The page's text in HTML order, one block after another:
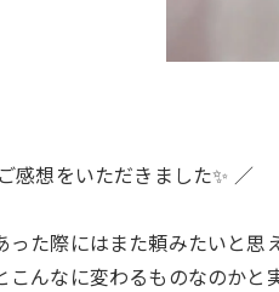
感想をいただきました✨ ／
った際にはまた頼みたいと思
こんなに変わるものなのかと